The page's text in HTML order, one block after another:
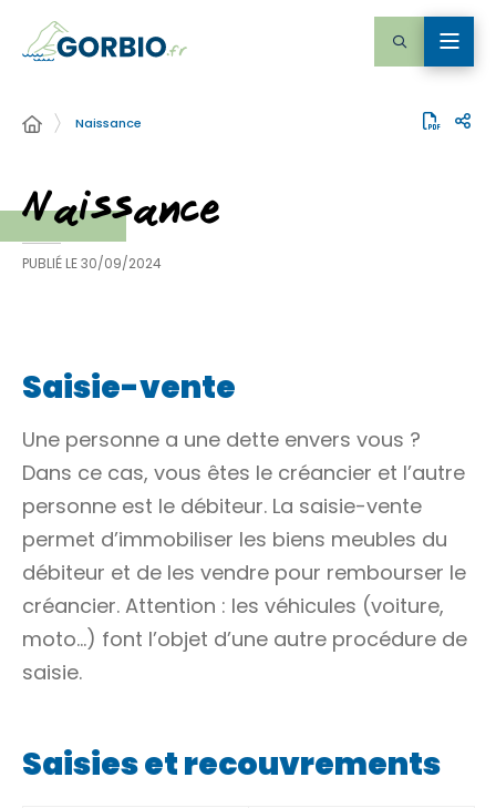
Naissance
Naissance
PUBLIÉ LE30/09/2024
Saisie-vente
Une personne a une dette envers vous ?
Dans ce cas, vous êtes le créancier et l’autre
personne est le débiteur. La saisie-vente
permet d’immobiliser les biens meubles du
débiteur et de les vendre pour rembourser le
créancier. Attention : les véhicules (voiture,
moto…) font l’objet d’une autre procédure de
saisie.
Saisies et recouvrements